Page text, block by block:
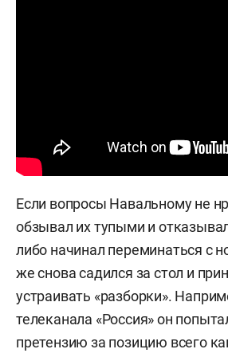
Если вопросы Навальному не
обзывал их тупыми и
либо начинал переминаться с
же снова садился за стол и
устраивать «разборки».
телеканала «Россия» он
претензию за позицию всего